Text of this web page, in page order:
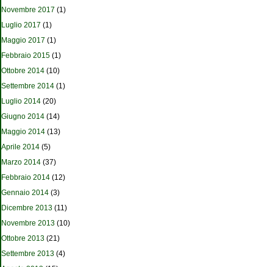
Novembre 2017 (1)
Luglio 2017 (1)
Maggio 2017 (1)
Febbraio 2015 (1)
Ottobre 2014 (10)
Settembre 2014 (1)
Luglio 2014 (20)
Giugno 2014 (14)
Maggio 2014 (13)
Aprile 2014 (5)
Marzo 2014 (37)
Febbraio 2014 (12)
Gennaio 2014 (3)
Dicembre 2013 (11)
Novembre 2013 (10)
Ottobre 2013 (21)
Settembre 2013 (4)